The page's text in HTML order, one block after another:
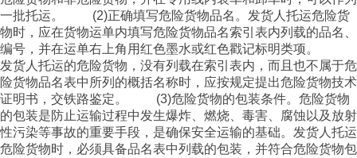
一批托运。 (2)正确填写危险货物品名。发货人托运危险货
物时，应在货物运单内填写危险货物品名索引表内列载的品名、
编号，并在运单右上角用红色墨水或红色戳记标明类项。
发货人托运的危险货物，没有列载在索引表内，而且也不属于危
险货物品名表中所列的概括名称时，应按规定提出危险货物技术
证明书，交铁路鉴定。 (3)危险货物的包装条件。危险货物
的包装是防止运输过程中发生爆炸、燃烧、毒害、腐蚀以及放射
性污染等事故的重要手段，是确保安全运输的基础。发货人托运
危险货物时，必须具备品名表中列载的包装，并符合危险货物包